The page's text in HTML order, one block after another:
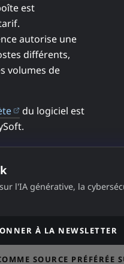
est
autorise une
différents,
volumes de
(ouvre dans un
du logiciel est
Druide
l'IA générative, la
À LA NEWSLETTER
SOURCE PRÉFÉRÉE